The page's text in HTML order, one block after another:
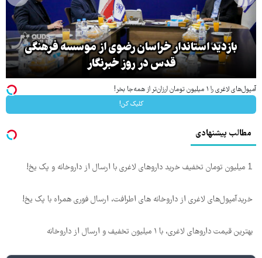
بازگشایی تنگه هرمز منوط به پذیرش شروط ایران از
سوی آمریکا است
آمپول‌های لاغری را ۱ میلیون تومان ارزان‌تر از همه‌جا بخر!
کلیک کن!
مطالب پیشنهادی
1 میلیون تومان تخفیف خرید داروهای لاغری با ارسال از داروخانه و پک یخ!
خریدآمپول‌های لاغری از داروخانه های اطرافت، ارسال فوری همراه با پک یخ!
بهترین قیمت داروهای لاغری، با ۱ میلیون تخفیف و ارسال از داروخانه‌